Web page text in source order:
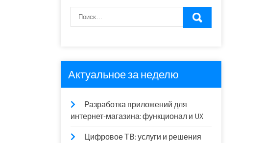
Актуальное за неделю
Разработка приложений для
интернет-магазина: функционал и UX
Цифровое ТВ: услуги и решения